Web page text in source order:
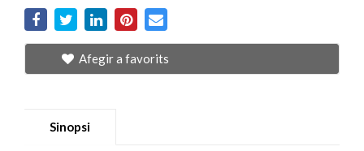
Afegir a favorits
Sinopsi